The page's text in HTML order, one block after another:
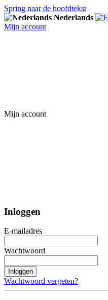
Spring naar de hoofdtekst
Nederlands
Mijn account
Mijn account
Inloggen
E-mailadres
Wachtwoord
Inloggen
Wachtwoord vergeten?